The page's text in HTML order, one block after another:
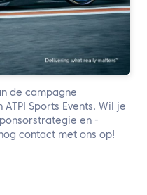
de campagne
Sports Events. Wil je
en -
contact met ons op!